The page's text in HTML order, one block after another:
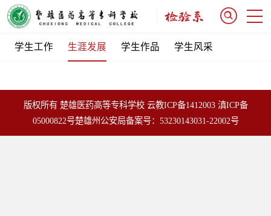
学生工作 生涯发展 学生作品 学生风采
版权所有 楚雄医药高等专科学校 云教ICP备1412003 滇ICP备
05000822号楚雄州公安局备案号：53230143031-22002号